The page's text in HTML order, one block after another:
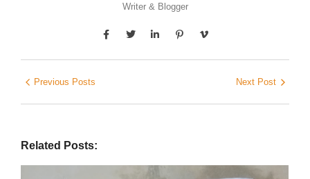
Writer & Blogger
Previous Posts Next Post
Related Posts: